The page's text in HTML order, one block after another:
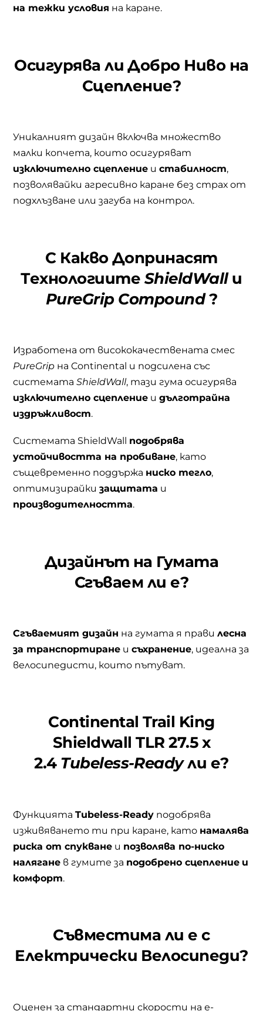
на тежки условия на каране.
Осигурява ли Добро Ниво на
Сцепление?
Уникалният дизайн включва множество
малки копчета, които осигуряват
изключително сцепление истабилност,
позволявайки агресивно каране без страх от
подхлъзване или загуба на контрол.
С Какво Допринасят
Технологиите ShieldWallи
PureGrip Compound?
Изработена от висококачествената смес
PureGrip на Continental и подсилена със
систематаShieldWall, тази гума осигурява
изключително сцепление идълготрайна
издръжливост.
Системата ShieldWall подобрява
устойчивостта на пробиване, като
същевременно поддържа ниско тегло,
оптимизирайкизащитата и
производителността.
Дизайнът на Гумата
Сгъваем ли е?
Сгъваемият дизайн на гумата я правилесна
за транспортиране исъхранение, идеална за
велосипедисти, които пътуват.
Continental Trail King
Shieldwall TLR 27.5 x
2.4 Tubeless-Readyли е?
ФункциятаTubeless-Ready подобрява
изживяването ти при каране, като намалява
риска от спукване и позволява по-ниско
налягане в гумите за подобрено сцепление и
комфорт.
Съвместима ли е с
Електрически Велосипеди?
Оценен за стандартни скорости на е-